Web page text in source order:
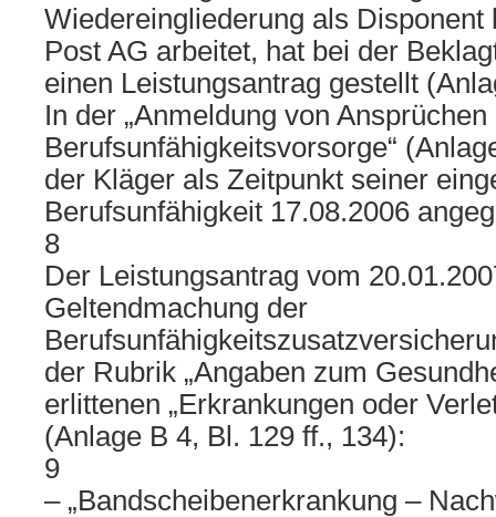
Wiedereingliederung als Disponent
Post AG arbeitet, hat bei der
einen Leistungsantrag gestellt
In der „Anmeldung von
Berufsunfähigkeitsvorsorge“
der Kläger als Zeitpunkt seiner
Berufsunfähigkeit 17.08.2006
8
Der Leistungsantrag vom
Geltendmachung der
der Rubrik „Angaben zum
erlittenen „Erkrankungen oder
(Anlage B 4, Bl. 129 ff., 134):
9
– „Bandscheibenerkrankung –